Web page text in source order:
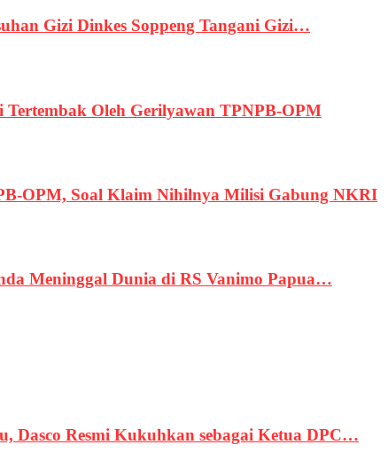
Gizi Dinkes Soppeng Tangani Gizi…
Oleh Gerilyawan TPNPB-OPM
OPM, Soal Klaim Nihilnya Milisi Gabung NKRI
Meninggal Dunia di RS Vanimo Papua…
Dasco Resmi Kukuhkan sebagai Ketua DPC…